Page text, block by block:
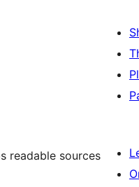
readable sources